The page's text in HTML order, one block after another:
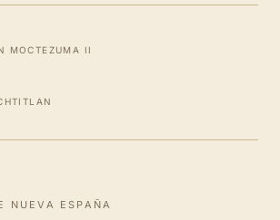
MOCTEZUMA II
NUEVA ESPAÑA